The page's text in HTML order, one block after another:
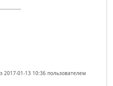
2017-01-13 10:36 пользователем